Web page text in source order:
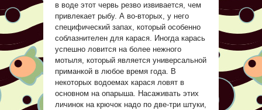
в воде этот червь резво извивается, чем
привлекает рыбу. А во-вторых, у него
специфический запах, который особенно
соблазнителен для карася. Иногда карась
успешно ловится на более нежного
мотыля, который является универсальной
приманкой в любое время года. В
некоторых водоемах карася ловят в
основном на опарыша. Насаживать этих
личинок на крючок надо по две-три штуки,